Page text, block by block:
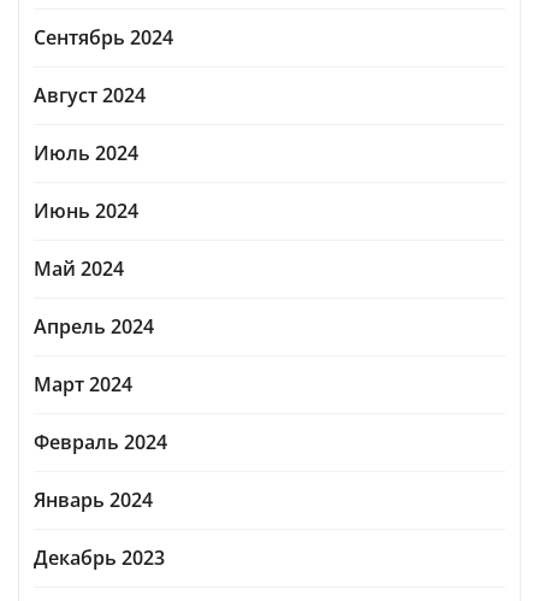
Сентябрь 2024
Август 2024
Июль 2024
Июнь 2024
Май 2024
Апрель 2024
Март 2024
Февраль 2024
Январь 2024
Декабрь 2023